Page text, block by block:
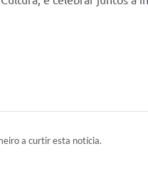
a curtir esta notícia.